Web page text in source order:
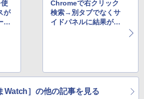
が
先
Chromeで右クリック
検索→別タブでなくサ
イドパネルに結果が表
Watch］の他の記事を見る